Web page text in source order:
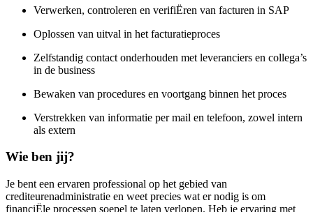
Verwerken, controleren en verifiËren van facturen in SAP
Oplossen van uitval in het facturatieproces
Zelfstandig contact onderhouden met leveranciers en collega’s
in de business
Bewaken van procedures en voortgang binnen het proces
Verstrekken van informatie per mail en telefoon, zowel intern
als extern
Wie ben jij?
Je bent een ervaren professional op het gebied van
crediteurenadministratie en weet precies wat er nodig is om
financiËle processen soepel te laten verlopen. Heb je ervaring met